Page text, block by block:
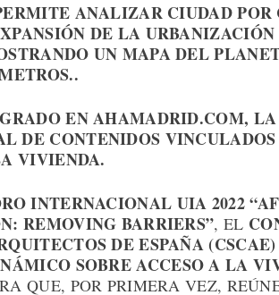
ANALIZAR CIUDAD POR
DE LA
UN MAPA DEL
EN AHAMADRID.COM,
DE CONTENIDOS
VIVIENDA.
INTERNACIONAL UIA 2022
REMOVING BARRIERS”, EL
DE ESPAÑA (CSCAE)
SOBRE ACCESO A LA
QUE, POR PRIMERA VEZ,